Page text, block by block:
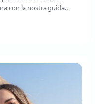
con la nostra guida